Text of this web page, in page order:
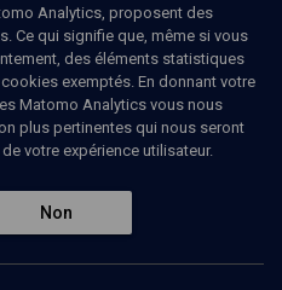
newsletter
Analytics, proposent des
Ce qui signifie que, même si vous
des éléments statistiques
exemptés. En donnant votre
Matomo Analytics vous nous
plus pertinentes qui nous seront
votre expérience utilisateur.
Non